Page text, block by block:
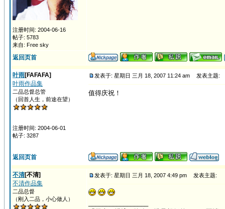
注册时间: 2004-06-16
帖子: 5783
来自: Free sky
返回页首
叶雨[FAFAFA]
叶雨作品集
二品总督总管
（回首人生，前途在望）
注册时间: 2004-06-01
帖子: 3287
发表于: 星期日 三月 18, 2007 11:24 am 发表主题:
值得庆祝！
返回页首
不清[不清]
不清作品集
二品总督
（刚入二品，小心做人）
发表于: 星期日 三月 18, 2007 4:49 pm 发表主题: